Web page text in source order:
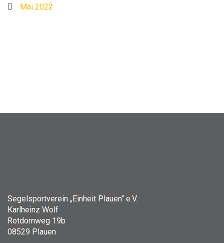
Mai 2022
Segelsportverein „Einheit Plauen“ e.V.
Karlheinz Wolf
Rotdornweg 19b
08529 Plauen